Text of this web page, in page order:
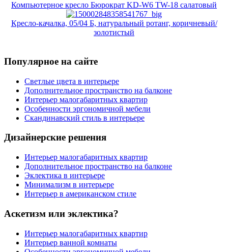
Компьютерное кресло Бюрократ KD-W6 TW-18 салатовый
Кресло-качалка, 05/04 Б, натуральный ротанг, коричневый/
золотистый
Популярное на сайте
Светлые цвета в интерьере
Дополнительное пространство на балконе
Интерьер малогабаритных квартир
Особенности эргономичной мебели
Скандинавский стиль в интерьере
Дизайнерские решения
Интерьер малогабаритных квартир
Дополнительное пространство на балконе
Эклектика в интерьере
Минимализм в интерьере
Интерьер в американском стиле
Аскетизм или эклектика?
Интерьер малогабаритных квартир
Интерьер ванной комнаты